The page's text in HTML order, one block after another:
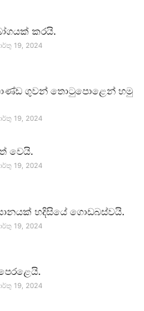
කරයි.
19, 2024
ගුවන් තොටුපොළෙන් හමු
19, 2024
වෙයි.
19, 2024
හදිසියේ ගොඩබස්වයි.
19, 2024
19, 2024